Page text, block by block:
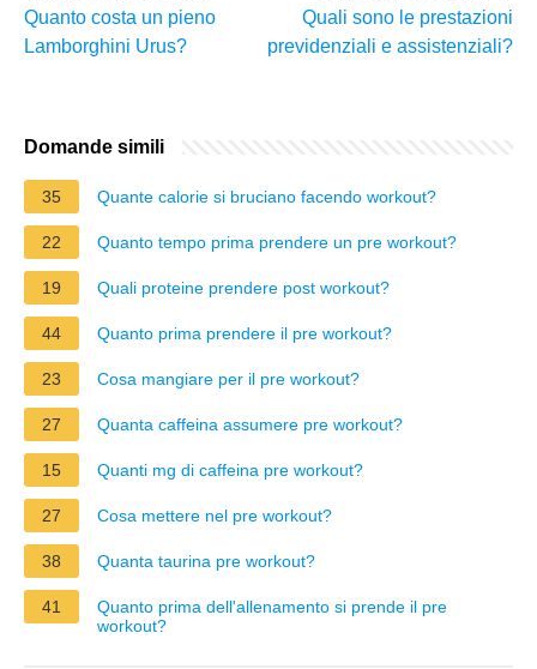
Quanto costa un pieno
Lamborghini Urus?
Quali sono le prestazioni
previdenziali e assistenziali?
Domande simili
35 Quante calorie si bruciano facendo workout?
22 Quanto tempo prima prendere un pre workout?
19 Quali proteine prendere post workout?
44 Quanto prima prendere il pre workout?
23 Cosa mangiare per il pre workout?
27 Quanta caffeina assumere pre workout?
15 Quanti mg di caffeina pre workout?
27 Cosa mettere nel pre workout?
38 Quanta taurina pre workout?
41
Quanto prima dell'allenamento si prende il pre
workout?